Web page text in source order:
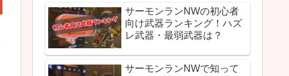
サーモンランNWの初心者
向け武器ランキング！ハズ
レ武器・最弱武器は？
サーモンランNWで知って